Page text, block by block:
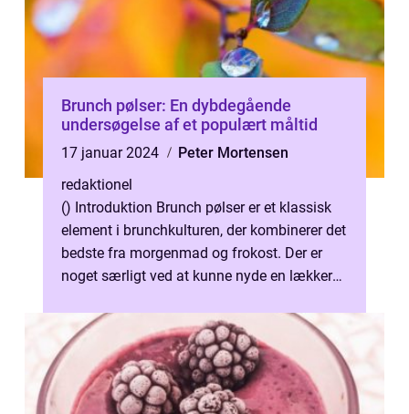
Brunch pølser: En dybdegående
undersøgelse af et populært måltid
17 januar 2024
Peter Mortensen
redaktionel
() Introduktion Brunch pølser er et klassisk
element i brunchkulturen, der kombinerer det
bedste fra morgenmad og frokost. Der er
noget særligt ved at kunne nyde en lækker